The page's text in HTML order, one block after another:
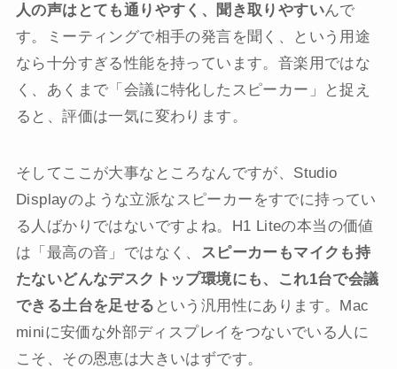
人の声はとても通りやすく、聞き取りやすいんで
す。ミーティングで相手の発言を聞く、という用途
なら十分すぎる性能を持っています。音楽用ではな
く、あくまで「会議に特化したスピーカー」と捉え
ると、評価は一気に変わります。
そしてここが大事なところなんですが、Studio
Displayのような立派なスピーカーをすでに持ってい
る人ばかりではないですよね。H1 Liteの本当の価値
は「最高の音」ではなく、 スピーカーもマイクも持
たないどんなデスクトップ環境にも、これ1台で会議
できる土台を足せる という汎用性にあります。Mac
miniに安価な外部ディスプレイをつないでいる人に
こそ、その恩恵は大きいはずです。